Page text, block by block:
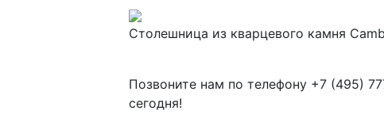
Столешница из кварцевого камня
Позвоните нам по телефону +7 (495)
сегодня!